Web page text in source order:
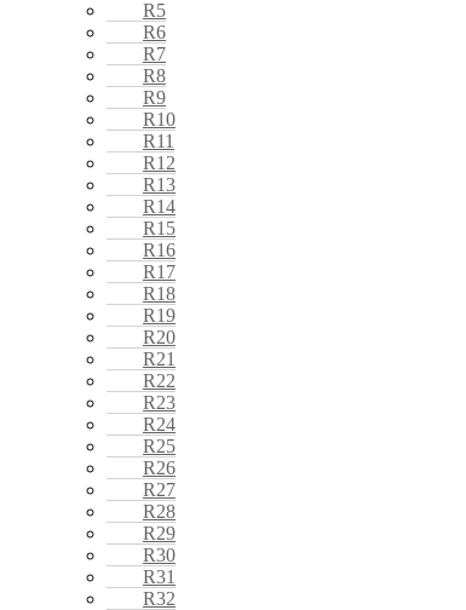
R5
R6
R7
R8
R9
R10
R11
R12
R13
R14
R15
R16
R17
R18
R19
R20
R21
R22
R23
R24
R25
R26
R27
R28
R29
R30
R31
R32